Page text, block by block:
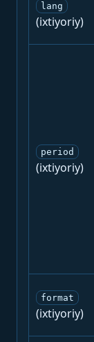
lang
(ixtiyoriy)
period
(ixtiyoriy)
format
(ixtiyoriy)